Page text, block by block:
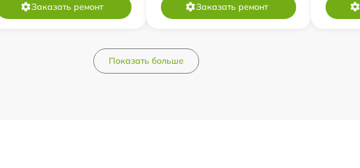
Заказать ремонт Заказать ремонт
Показать больше